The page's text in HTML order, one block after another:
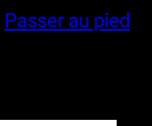
Passer au pied